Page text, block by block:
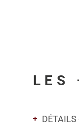
LES
DÉTAILS